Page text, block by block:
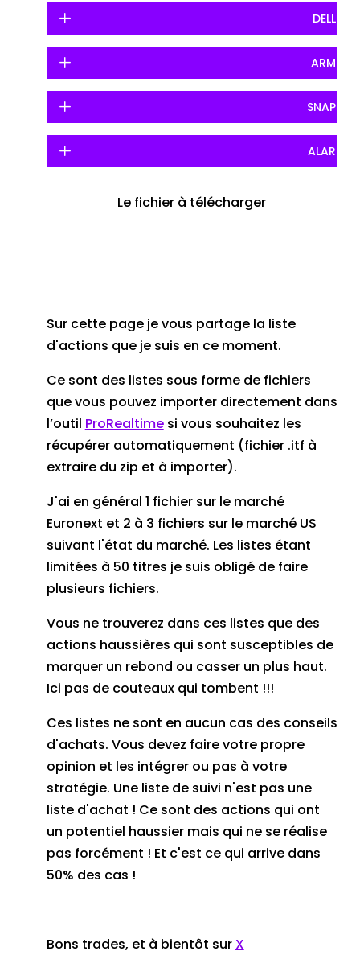
DELL
ARM
SNAP
ALAR
Le fichier à télécharger
Sur cette page je vous partage la liste
d'actions que je suis en ce moment.
Ce sont des listes sous forme de fichiers
que vous pouvez importer directement dans
l’outil ProRealtimesi vous souhaitez les
récupérer automatiquement (fichier .itf à
extraire du zip et à importer).
J'ai en général 1 fichier sur le marché
Euronext et 2 à 3 fichiers sur le marché US
suivant l'état du marché. Les listes étant
limitées à 50 titres je suis obligé de faire
plusieurs fichiers.
Vous ne trouverez dans ces listes que des
actions haussières qui sont susceptibles de
marquer un rebond ou casser un plus haut.
Ici pas de couteaux qui tombent !!!
Ces listes ne sont en aucun cas des conseils
d'achats. Vous devez faire votre propre
opinion et les intégrer ou pas à votre
stratégie. Une liste de suivi n'est pas une
liste d'achat ! Ce sont des actions qui ont
un potentiel haussier mais qui ne se réalise
pas forcément ! Et c'est ce qui arrive dans
50% des cas !
Bons trades, et à bientôt sur X